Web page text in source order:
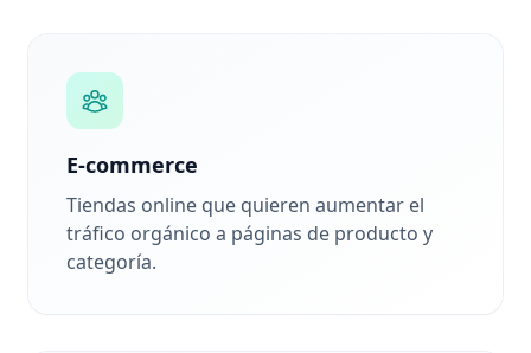
E-commerce
Tiendas online que quieren aumentar el
tráfico orgánico a páginas de producto y
categoría.